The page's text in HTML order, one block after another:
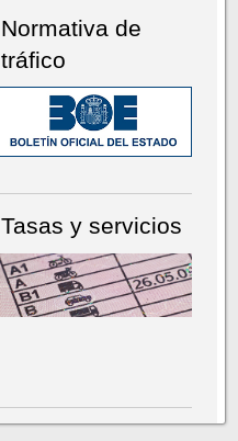
Normativa de
tráfico
Tasas y servicios